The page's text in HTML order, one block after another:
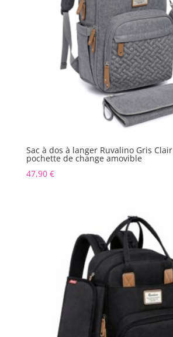
Sac à dos à langer Ruvalino Gris Clair
pochette de change amovible
47,90 €